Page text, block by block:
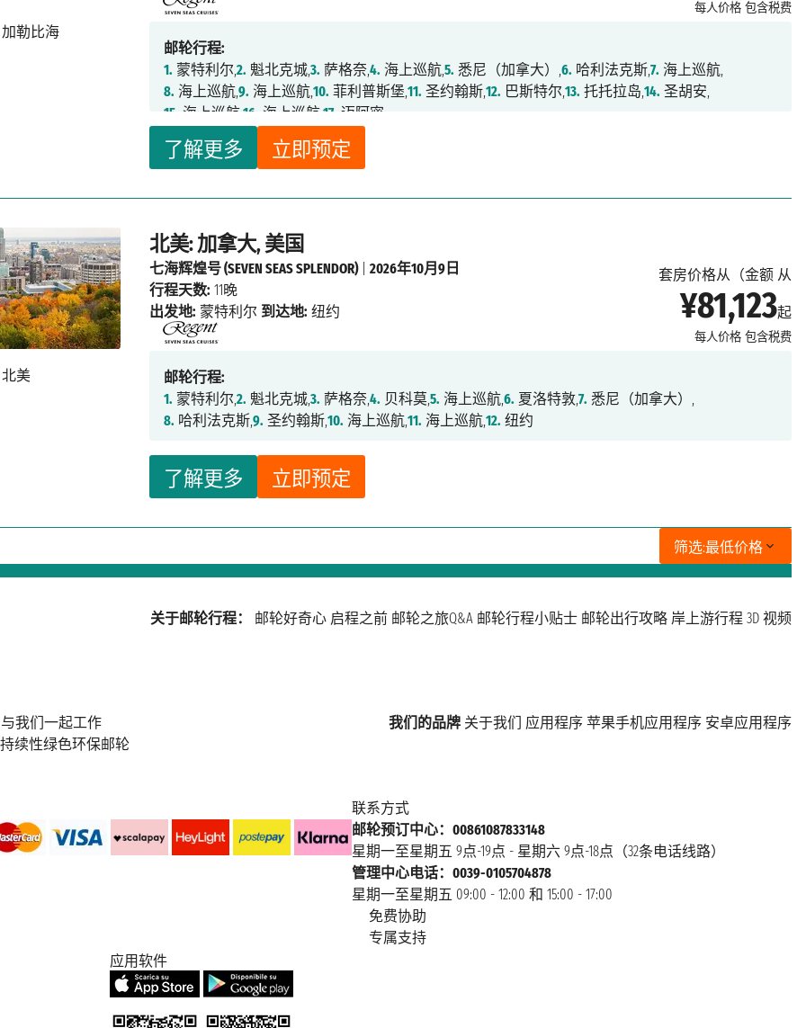
每人价格 包含税费
了解更多 立即预定
邮轮行程:
1. 蒙特利尔,2. 魁北克城,3. 萨格奈,4. 海上巡航,5. 悉尼（加拿大）,6. 哈利法克斯,7. 海上巡航,
8. 海上巡航,9. 海上巡航,10. 菲利普斯堡,11. 圣约翰斯,12. 巴斯特尔,13. 托托拉岛,14. 圣胡安,
15. 海上巡航,16. 海上巡航,17. 迈阿密
北美: 加拿大, 美国
套房价格从（金额 从
¥81,123起
每人价格 包含税费
了解更多 立即预定
七海辉煌号 (SEVEN SEAS SPLENDOR)|2026年10月9日
行程天数: 11晚
出发地: 蒙特利尔 到达地: 纽约
邮轮行程:
1. 蒙特利尔,2. 魁北克城,3. 萨格奈,4. 贝科莫,5. 海上巡航,6. 夏洛特敦,7. 悉尼（加拿大）,
8. 哈利法克斯,9. 圣约翰斯,10. 海上巡航,11. 海上巡航,12. 纽约
筛选:最低价格
关于邮轮行程： 邮轮好奇心 启程之前 邮轮之旅Q&A 邮轮行程小贴士 邮轮出行攻略 岸上游行程 3D 视频
与我们一起工作 我们的品牌 关于我们 应用程序 苹果手机应用程序 安卓应用程序
续性绿色环保邮轮
联系方式
邮轮预订中心：00861087833148
星期一至星期五 9点-19点 - 星期六 9点-18点（32条电话线路）
管理中心电话：0039-0105704878
星期一至星期五 09:00 - 12:00 和 15:00 - 17:00
免费协助
专属支持
应用软件